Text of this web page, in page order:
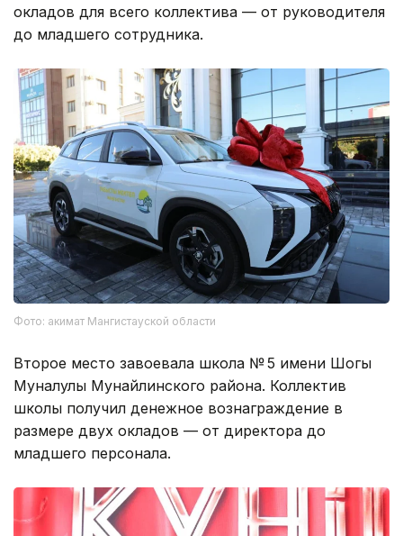
окладов для всего коллектива — от руководителя
до младшего сотрудника.
Фото: акимат Мангистауской области
Второе место завоевала школа № 5 имени Шогы
Муналулы Мунайлинского района. Коллектив
школы получил денежное вознаграждение в
размере двух окладов — от директора до
младшего персонала.